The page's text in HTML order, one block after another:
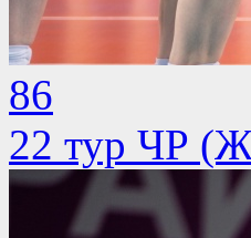
86
22 тур ЧР